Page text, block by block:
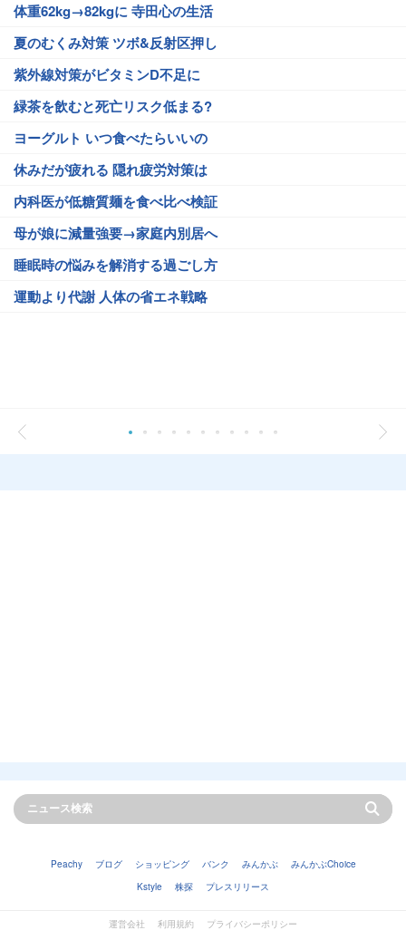
体重62kg→82kgに 寺田心の生活
夏のむくみ対策 ツボ&反射区押し
紫外線対策がビタミンD不足に
緑茶を飲むと死亡リスク低まる?
ヨーグルト いつ食べたらいいの
休みだが疲れる 隠れ疲労対策は
内科医が低糖質麺を食べ比べ検証
母が娘に減量強要→家庭内別居へ
睡眠時の悩みを解消する過ごし方
運動より代謝 人体の省エネ戦略
Peachy ブログ ショッピング バンク みんかぶ
みんかぶChoice
Kstyle
株探 プレスリリース
運営会社 利用規約
プライバシーポリシー